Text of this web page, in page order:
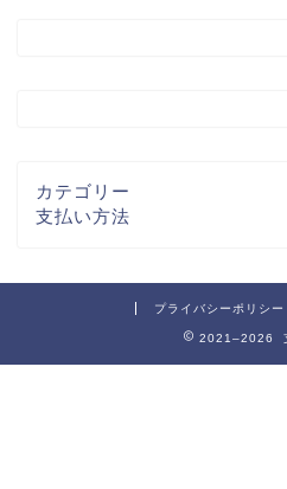
カテゴリー
支払い方法
プライバシーポリシー
2021–2026